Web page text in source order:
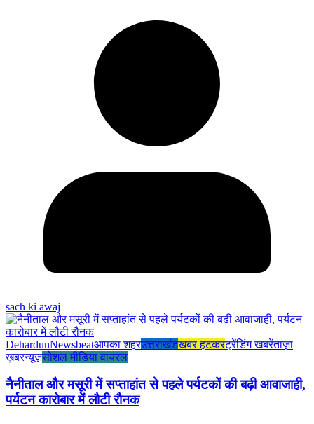
sach ki awaj
DehardunNewsbeatआपका शहरउत्तराखंडखबर हटकरट्रेंडिंग खबरेंताज़ा
ख़बरन्यूज़सोशल मीडिया वायरल
नैनीताल और मसूरी में सप्ताहांत से पहले पर्यटकों की बढ़ी आवाजाही,
पर्यटन कारोबार में लौटी रौनक